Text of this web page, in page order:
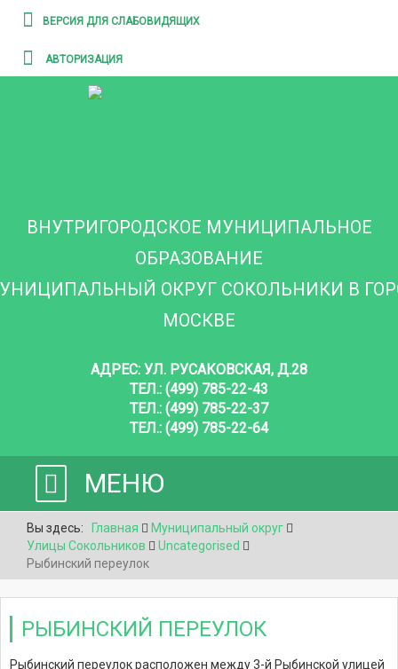
ВЕРСИЯ ДЛЯ СЛАБОВИДЯЩИХ
АВТОРИЗАЦИЯ
ВНУТРИГОРОДСКОЕ МУНИЦИПАЛЬНОЕ
ОБРАЗОВАНИЕ
ОКРУГ СОКОЛЬНИКИ В
МОСКВЕ
АДРЕС: УЛ. РУСАКОВСКАЯ, Д.28
ТЕЛ.: (499) 785-22-43
ТЕЛ.: (499) 785-22-37
ТЕЛ.: (499) 785-22-64
МЕНЮ
Вы здесь: Главная
Муниципальный округ
Улицы Сокольников
Uncategorised
Рыбинский переулок
РЫБИНСКИЙ ПЕРЕУЛОК
Рыбинский переулок расположен между 3-й Рыбинской улицей